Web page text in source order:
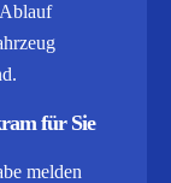
für Sie
melden